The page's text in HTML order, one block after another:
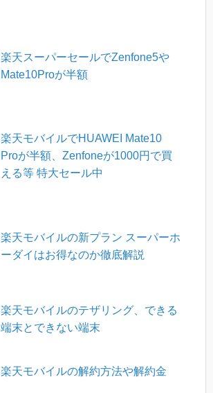
楽天スーパーセールでZenfone5や
Mate10Proが半額
楽天モバイルでHUAWEI Mate10
Proが半額、Zenfoneが1000円で買
える等 特大セール中
楽天モバイルの新プラン スーパーホ
ーダイはお得なのか徹底解説
楽天モバイルのテザリング、できる
端末とできない端末
楽天モバイルの解約方法や解約金